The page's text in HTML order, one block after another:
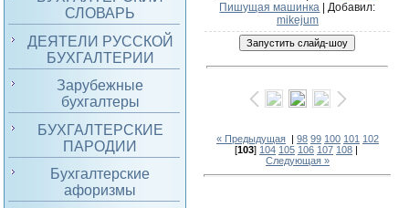
СЛОВАРЬ
ДЕЯТЕЛИ РУССКОЙ
БУХГАЛТЕРИИ
Зарубежные
бухгалтеры
БУХГАЛТЕРСКИЕ
ПАРОДИИ
Бухгалтерские
афоризмы
Пишущая машинка |Добавил:
mikejum
« Предыдущая| 98 99 100 101 102
[103] 104 105 106 107 108|
Следующая »